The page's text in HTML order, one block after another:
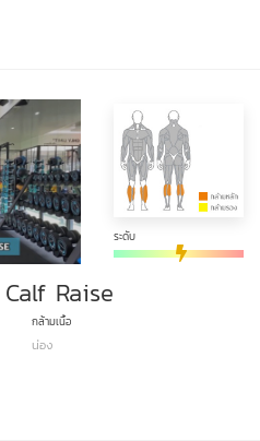
ระดับ
Raise
กล้ามเนื้อ
น่อง